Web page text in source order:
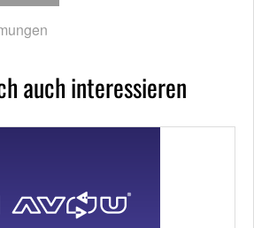
auch interessieren